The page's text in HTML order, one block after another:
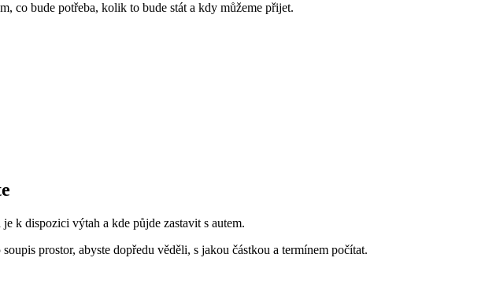
co bude potřeba, kolik to bude stát a kdy můžeme přijet.
k dispozici výtah a kde půjde zastavit s autem.
prostor, abyste dopředu věděli, s jakou částkou a termínem počítat.